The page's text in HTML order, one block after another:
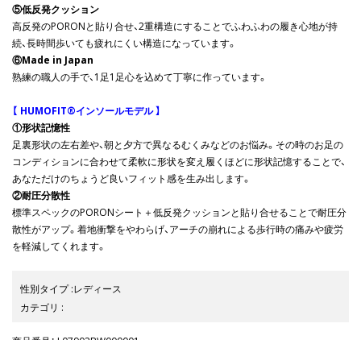
⑤低反発クッション
高反発のPORONと貼り合せ、2重構造にすることでふわふわの履き心地が持
続、長時間歩いても疲れにくい構造になっています。
⑥Made in Japan
熟練の職人の手で、1足1足心を込めて丁寧に作っています。
【 HUMOFIT®インソールモデル 】
①形状記憶性
足裏形状の左右差や、朝と夕方で異なるむくみなどのお悩み。その時のお足の
コンディションに合わせて柔軟に形状を変え履くほどに形状記憶することで、
あなただけのちょうど良いフィット感を生み出します。
②耐圧分散性
標準スペックのPORONシート＋低反発クッションと貼り合せることで耐圧分
散性がアップ。着地衝撃をやわらげ、アーチの崩れによる歩行時の痛みや疲労
を軽減してくれます。
性別タイプ:レディース
カテゴリ :